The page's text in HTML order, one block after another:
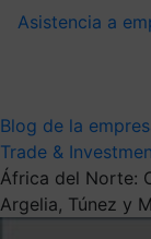
Asistencia a
Blog de la
Trade &
África del Norte:
Argelia, Túnez y